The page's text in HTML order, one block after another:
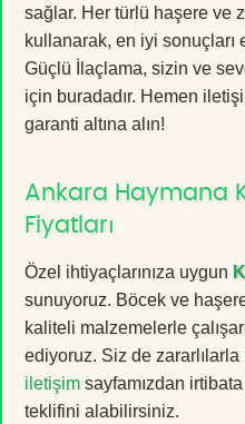
sağlar. Her türlü haşere ve
kullanarak, en iyi sonuçları
Güçlü İlaçlama, sizin ve
için buradadır. Hemen
garanti altına alın!
Ankara Haymana
Fiyatları
Özel ihtiyaçlarınıza uygun
sunuyoruz. Böcek ve
kaliteli malzemelerle
ediyoruz. Siz de
iletişim sayfamızdan
teklifini alabilirsiniz.